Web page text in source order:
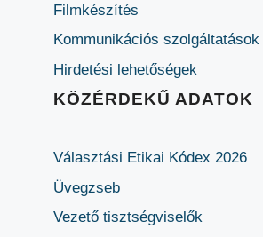
Filmkészítés
Kommunikációs szolgáltatások
Hirdetési lehetőségek
KÖZÉRDEKŰ ADATOK
Választási Etikai Kódex 2026
Üvegzseb
Vezető tisztségviselők